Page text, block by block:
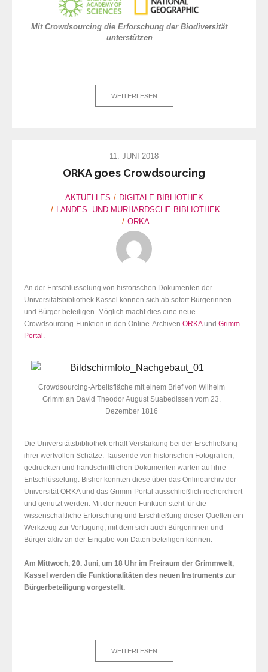
Mit Crowdsourcing die Erforschung der Biodiversität
unterstützen
WEITERLESEN
11. JUNI 2018
ORKA goes Crowdsourcing
AKTUELLES
DIGITALE BIBLIOTHEK
LANDES- UND MURHARDSCHE BIBLIOTHEK
ORKA
An der Entschlüsselung von historischen Dokumenten der
Universitätsbibliothek Kassel können sich ab sofort Bürgerinnen
und Bürger beteiligen. Möglich macht dies eine neue
Crowdsourcing-Funktion in den Online-Archiven ORKAund Grimm-
Portal
Crowdsourcing-Arbeitsfläche mit einem Brief von Wilhelm
Grimm an David Theodor August Suabedissen vom 23.
Dezember 1816
Die Universitätsbibliothek erhält Verstärkung bei der Erschließung
ihrer wertvollen Schätze. Tausende von historischen Fotografien,
gedruckten und handschriftlichen Dokumenten warten auf ihre
Entschlüsselung. Bisher konnten diese über das Onlinearchiv der
Universität ORKA und das Grimm-Portal ausschließlich recherchiert
und genutzt werden. Mit der neuen Funktion steht für die
wissenschaftliche Erforschung und Erschließung dieser Quellen ein
Werkzeug zur Verfügung, mit dem sich auch Bürgerinnen und
Bürger aktiv an der Eingabe von Daten beteiligen können.
Am Mittwoch, 20. Juni, um 18 Uhr im Freiraum der Grimmwelt,
Kassel werden die Funktionalitäten des neuen Instruments zur
Bürgerbeteiligung vorgestellt.
WEITERLESEN